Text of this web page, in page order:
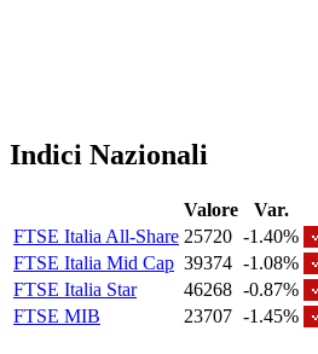
Indici Nazionali
Valore
Var.
FTSE Italia All-Share 25720 -1.40%
FTSE Italia Mid Cap 39374 -1.08%
FTSE Italia Star
46268 -0.87%
FTSE MIB
23707 -1.45%